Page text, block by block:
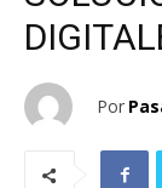
Por